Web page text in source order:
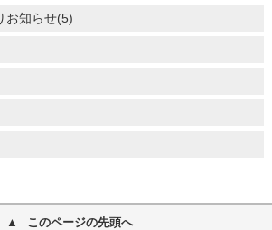
お知らせ(5)
このページの先頭へ